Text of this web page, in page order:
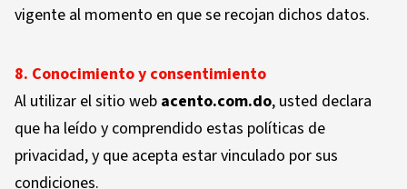
vigente al momento en que se recojan dichos datos.
8. Conocimiento y consentimiento
Al utilizar el sitio web acento.com.do, usted declara
que ha leído y comprendido estas políticas de
privacidad, y que acepta estar vinculado por sus
condiciones.